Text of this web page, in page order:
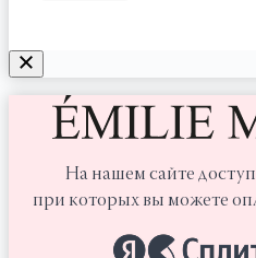
На нашем сайте
при которых вы можете